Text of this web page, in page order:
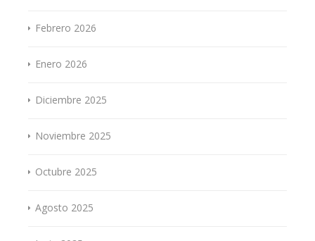
Febrero 2026
Enero 2026
Diciembre 2025
Noviembre 2025
Octubre 2025
Agosto 2025